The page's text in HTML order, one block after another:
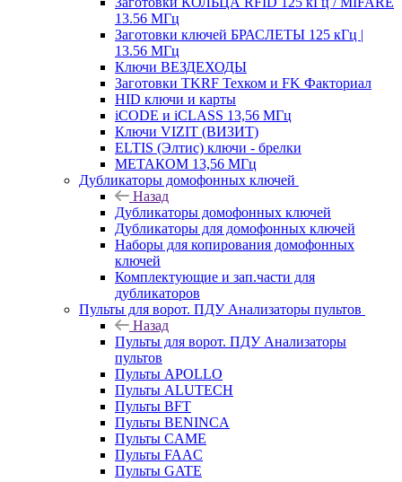
13.56 МГц
Заготовки ключей БРАСЛЕТЫ 125 кГц |
13.56 МГц
Ключи ВЕЗДЕХОДЫ
Заготовки TKRF Техком и FK Факториал
HID ключи и карты
iCODE и iCLASS 13,56 МГц
Ключи VIZIT (ВИЗИТ)
ELTIS (Элтис) ключи - брелки
МЕТАКОМ 13,56 МГц
Дубликаторы домофонных ключей
Назад
Дубликаторы домофонных ключей
Дубликаторы для домофонных ключей
Наборы для копирования домофонных
ключей
Комплектующие и зап.части для
дубликаторов
Пульты для ворот. ПДУ Анализаторы пультов
Назад
Пульты для ворот. ПДУ Анализаторы
пультов
Пульты APOLLO
Пульты ALUTECH
Пульты BFT
Пульты BENINCA
Пульты CAME
Пульты FAAC
Пульты GATE